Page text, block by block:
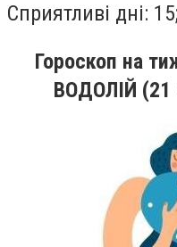
Сприятливi днi:
Гороскоп на
ВОДОЛІЙ (21